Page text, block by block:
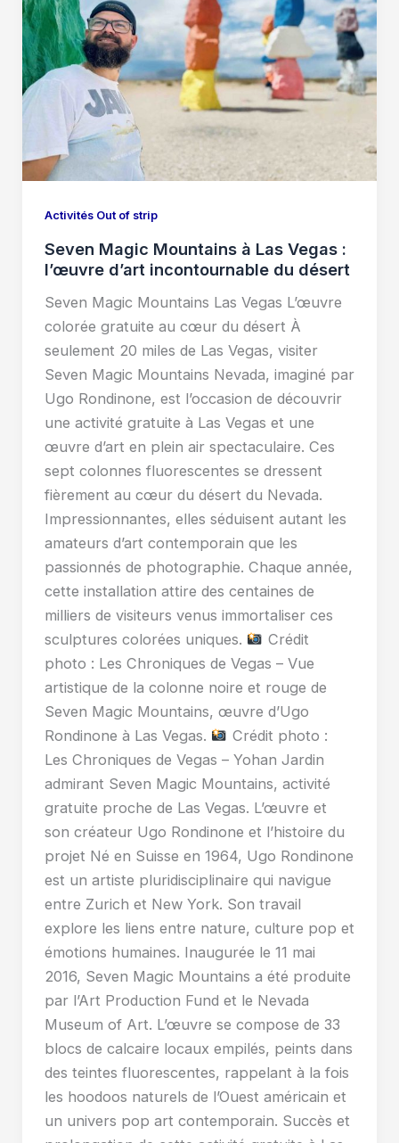
Activités Out of strip
Seven Magic Mountains à Las Vegas :
l’œuvre d’art incontournable du désert
Seven Magic Mountains Las Vegas L’œuvre
colorée gratuite au cœur du désert À
seulement 20 miles de Las Vegas, visiter
Seven Magic Mountains Nevada, imaginé par
Ugo Rondinone, est l’occasion de découvrir
une activité gratuite à Las Vegas et une
œuvre d’art en plein air spectaculaire. Ces
sept colonnes fluorescentes se dressent
fièrement au cœur du désert du Nevada.
Impressionnantes, elles séduisent autant les
amateurs d’art contemporain que les
passionnés de photographie. Chaque année,
cette installation attire des centaines de
milliers de visiteurs venus immortaliser ces
sculptures colorées uniques.
Crédit
photo : Les Chroniques de Vegas – Vue
artistique de la colonne noire et rouge de
Seven Magic Mountains, œuvre d’Ugo
Rondinone à Las Vegas.
Crédit photo :
Les Chroniques de Vegas – Yohan Jardin
admirant Seven Magic Mountains, activité
gratuite proche de Las Vegas. L’œuvre et
son créateur Ugo Rondinone et l’histoire du
projet Né en Suisse en 1964, Ugo Rondinone
est un artiste pluridisciplinaire qui navigue
entre Zurich et New York. Son travail
explore les liens entre nature, culture pop et
émotions humaines. Inaugurée le 11 mai
2016, Seven Magic Mountains a été produite
par l’Art Production Fund et le Nevada
Museum of Art. L’œuvre se compose de 33
blocs de calcaire locaux empilés, peints dans
des teintes fluorescentes, rappelant à la fois
les hoodoos naturels de l’Ouest américain et
un univers pop art contemporain. Succès et